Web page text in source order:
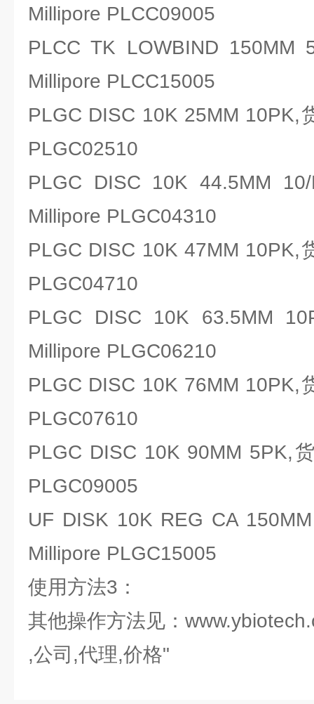
Millipore PLCC09005
PLCC TK LOWBIND
Millipore PLCC15005
PLGC DISC 10K 25MM 10PK,
PLGC02510
PLGC DISC 10K 44.5MM
Millipore PLGC04310
PLGC DISC 10K 47MM 10PK,
PLGC04710
PLGC DISC 10K 63.5MM
Millipore PLGC06210
PLGC DISC 10K 76MM 10PK,
PLGC07610
PLGC DISC 10K 90MM 5PK,
PLGC09005
UF DISK 10K REG CA
Millipore PLGC15005
使用方法3：
其他操作方法见：
,公司,代理,价格"